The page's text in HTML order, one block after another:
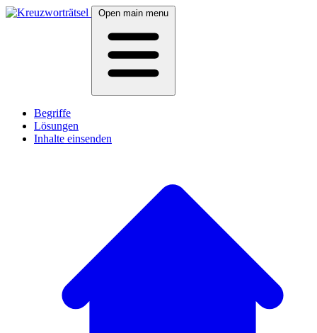
Open main menu
Begriffe
Lösungen
Inhalte einsenden